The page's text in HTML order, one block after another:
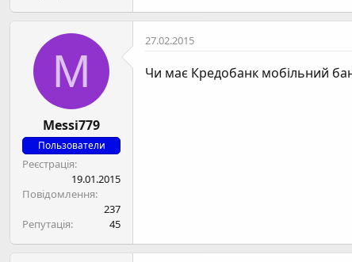
M
Messi779
Пользователи
Реєстрація
19.01.2015
Повідомлення
237
Репутація
45
27.02.2015
Чи має Кредобанк мобільний